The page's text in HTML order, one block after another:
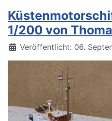
1/200 von
Details
Veröffentlicht: 06.